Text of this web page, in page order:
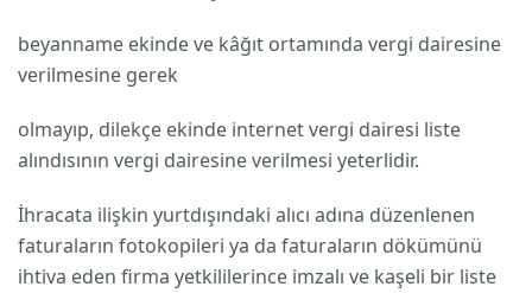
beyanname ekinde ve kâğıt ortamında vergi dairesine
verilmesine gerek
olmayıp, dilekçe ekinde internet vergi dairesi liste
alındısının vergi dairesine verilmesi yeterlidir.
İhracata ilişkin yurtdışındaki alıcı adına düzenlenen
faturaların fotokopileri ya da faturaların dökümünü
ihtiva eden firma yetkililerince imzalı ve kaşeli bir liste